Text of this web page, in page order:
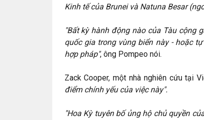
Kinh tế của Brunei và Natuna Besar
"Bất kỳ hành động nào của Tàu cộng
quốc gia trong vùng biển này - hoặc
hợp pháp", ông Pompeo nói.
Zack Cooper, một nhà nghiên cứu tại
điểm chính yếu của việc này".
"Hoa Kỳ tuyên bố ủng hộ chủ quyền